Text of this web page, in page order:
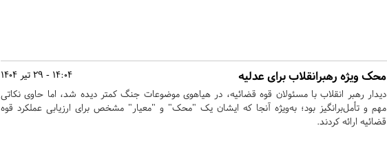
14:04 - 29 تیر 1404 محک ویژه رهبرانقلاب برای عدلیه
دیدار رهبر انقلاب با مسئولان قوه قضائیه، در هیاهوی موضوعات جنگ کمتر دیده شد، اما حاوی نکاتی
مهم و تأمل‌برانگیز بود؛ به‌ویژه آنجا که ایشان یک "محک" و "معیار" مشخص برای ارزیابی عملکرد قوه
قضائیه ارائه کردند.